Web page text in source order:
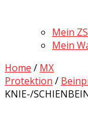
Mein
Mein
Home / MX
Protektion /
KNIE-/